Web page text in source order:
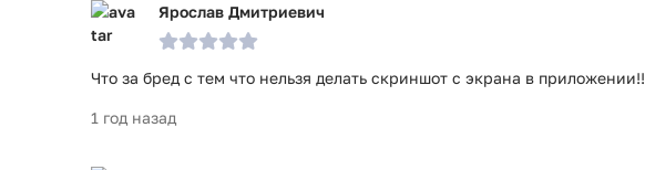
Ярослав Дмитриевич
Что за бред с тем что нельзя делать скриншот с экрана в приложении!!
1 год назад